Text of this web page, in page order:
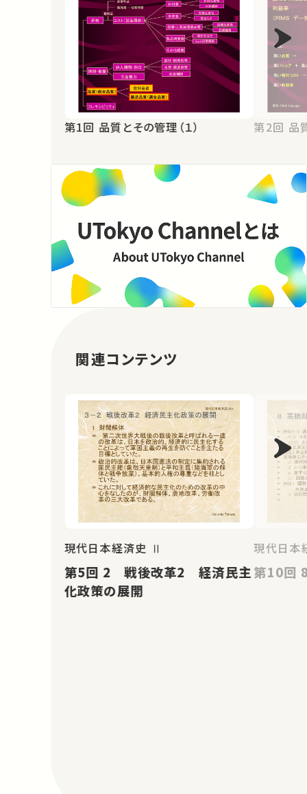
第1回 品質とその管理（１） 第2
関連コンテンツ
現代日本経済史 Ⅱ
第5回 2 戦後改革2 経済民主
化政策の展開
現代日本